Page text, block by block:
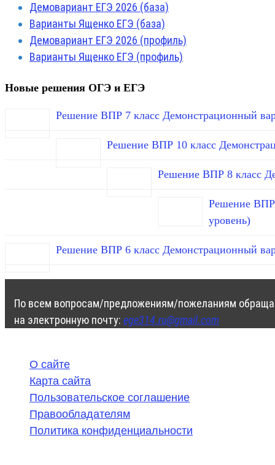
Демовариант ЕГЭ 2026 (база)
Варианты Ященко ЕГЭ (база)
Демовариант ЕГЭ 2026 (профиль)
Варианты Ященко ЕГЭ (профиль)
Новые решения ОГЭ и ЕГЭ
Решение ВПР 7 класс Демонстрационный
Решение ВПР 10 класс
Решение ВПР 8 класс
Решение ВПР
уровень)
Решение ВПР 6 класс Демонстрационный
По всем вопросам/предложениям/пожеланиям
на электронную почту: ege314.ru@gmail.com
О сайте
Карта сайта
Пользовательское соглашение
Правообладателям
Политика конфиденциальности